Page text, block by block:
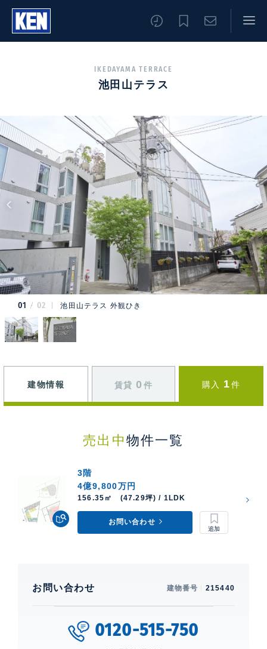
IKEDAYAMA TERRACE
池田山テラス
01 02 池田山テラス 外観ひき
建物情報 賃貸 0 件 購入 1 件
売出中 物件一覧
3階
4億9,800万円
156.35㎡ (47.29坪) / 1LDK
お問い合わせ
お問い合わせ 建物番号 215440
0120-515-750